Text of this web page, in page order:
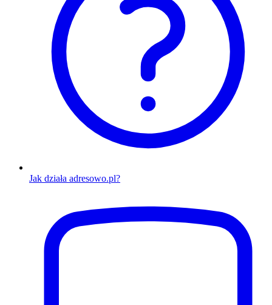
Jak działa adresowo.pl?